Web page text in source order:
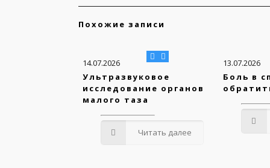
Похожие записи
14.07.2026
Ультразвуковое
исследование органов
малого таза
Читать далее
13.07.2026
Боль в